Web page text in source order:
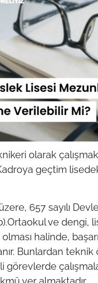
olarak
geçtim
657 sayılı
ve dengi,
halinde,
Bunlardan teknik
görevlerde